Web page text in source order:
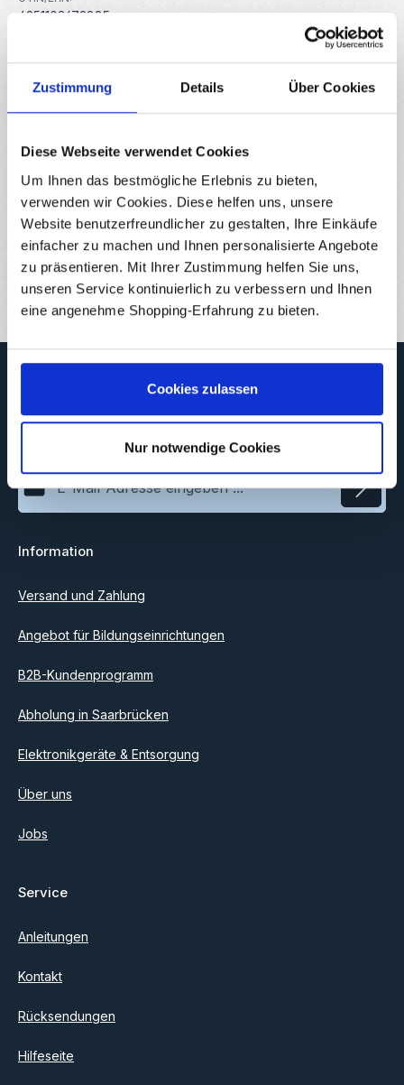
Zustimmung Details Über Cookies
Diese Webseite verwendet Cookies
Um Ihnen das bestmögliche Erlebnis zu bieten,
verwenden wir Cookies. Diese helfen uns, unsere
Website benutzerfreundlicher zu gestalten, Ihre Einkäufe
einfacher zu machen und Ihnen personalisierte Angebote
zu präsentieren. Mit Ihrer Zustimmung helfen Sie uns,
unseren Service kontinuierlich zu verbessern und Ihnen
eine angenehme Shopping-Erfahrung zu bieten.
Cookies zulassen
Nur notwendige Cookies
4251102679885
Beschreibung
verkabelt, dadurch eignen sich die LEDs perfekt für
Arduino-Projek…Mehr
Eigenschaften
Downloads
Bewertungen
Newsletter
Newsletter, um rechtzeitig über neue Produkte und Angebote
E-Mail-Adresse*
Ich habe dieDatenschutzbestimmungen
einverstanden.
Information
Versand und Zahlung
Angebot für Bildungseinrichtungen
B2B-Kundenprogramm
Abholung in Saarbrücken
Elektronikgeräte & Entsorgung
Über uns
Jobs
Service
Anleitungen
Kontakt
Rücksendungen
Hilfeseite